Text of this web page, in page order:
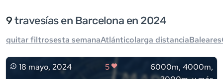
9 travesías en Barcelona en 2024
quitar filtrosesta semanaAtlánticolarga distanciaBaleares
18 mayo, 2024 5
6000m, 4000m,